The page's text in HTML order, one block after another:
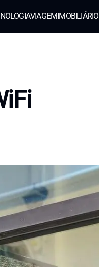
VIAGEMIMOBILIÁRIO